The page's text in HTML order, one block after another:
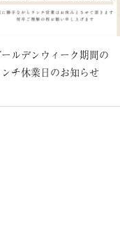
ールデンウィーク期間の
ンチ休業日のお知らせ